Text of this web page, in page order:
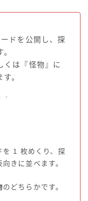
ドを公開し、探
くは『怪物』に
。
を 1 枚めくり、探
きに並べます。
のどちらかです。